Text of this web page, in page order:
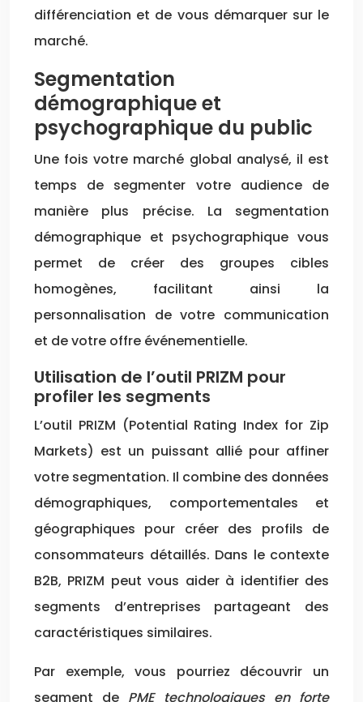
différenciation et de vous démarquer sur le
marché.
Segmentation
démographique et
psychographique du public
Une fois votre marché global analysé, il est
temps de segmenter votre audience de
manière plus précise. La segmentation
démographique et psychographique vous
permet de créer des groupes cibles
homogènes, facilitant ainsi la
personnalisation de votre communication
et de votre offre événementielle.
Utilisation de l’outil PRIZM pour
profiler les segments
L’outil PRIZM (Potential Rating Index for Zip
Markets) est un puissant allié pour affiner
votre segmentation. Il combine des données
démographiques, comportementales et
géographiques pour créer des profils de
consommateurs détaillés. Dans le contexte
B2B, PRIZM peut vous aider à identifier des
segments d’entreprises partageant des
caractéristiques similaires.
Par exemple, vous pourriez découvrir un
segment de PME technologiques en forte